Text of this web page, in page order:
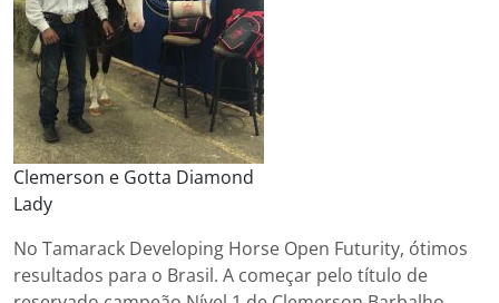
Clemerson e Gotta Diamond
Lady
No Tamarack Developing Horse Open Futurity, ótimos
resultados para o Brasil. A começar pelo título de